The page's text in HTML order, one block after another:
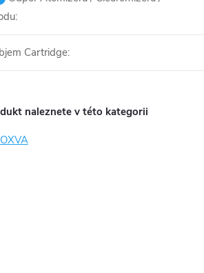
:
Cartridge:
naleznete v této kategorii
OXVA